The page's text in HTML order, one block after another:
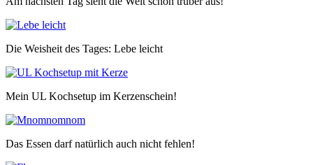
Die Weisheit des Tages: Lebe leicht
Mein UL Kochsetup im Kerzenschein!
Das Essen darf natürlich auch nicht fehlen!